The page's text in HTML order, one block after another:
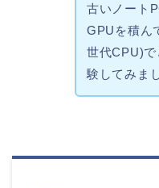
古いノート
GPUを積ん
世代CPU)
験してみま